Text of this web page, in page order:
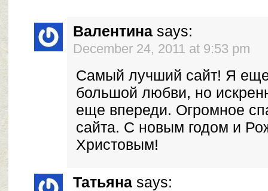
Валентина says:
December 24, 2011 at 9:53 pm
Самый лучший сайт! Я
большой любви, но
еще впереди. Огромное
сайта. С новым годом и
Христовым!
Татьяна says: